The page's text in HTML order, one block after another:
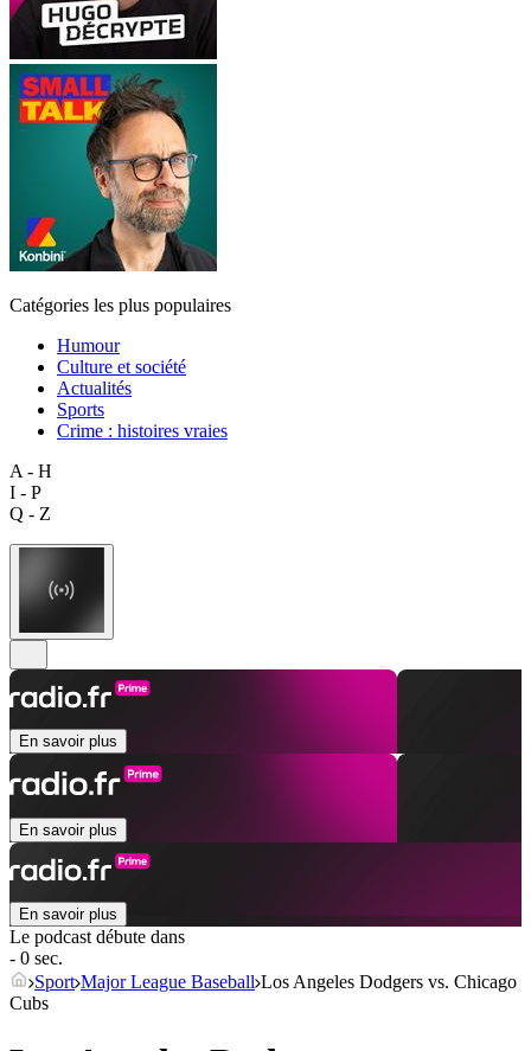
Catégories les plus populaires
Humour
Culture et société
Actualités
Sports
Crime : histoires vraies
A - H
I - P
Q - Z
En savoir plus
En savoir plus
En savoir plus
Le podcast débute dans
- 0 sec.
Sport Major League Baseball Los Angeles Dodgers vs. Chicago
Cubs